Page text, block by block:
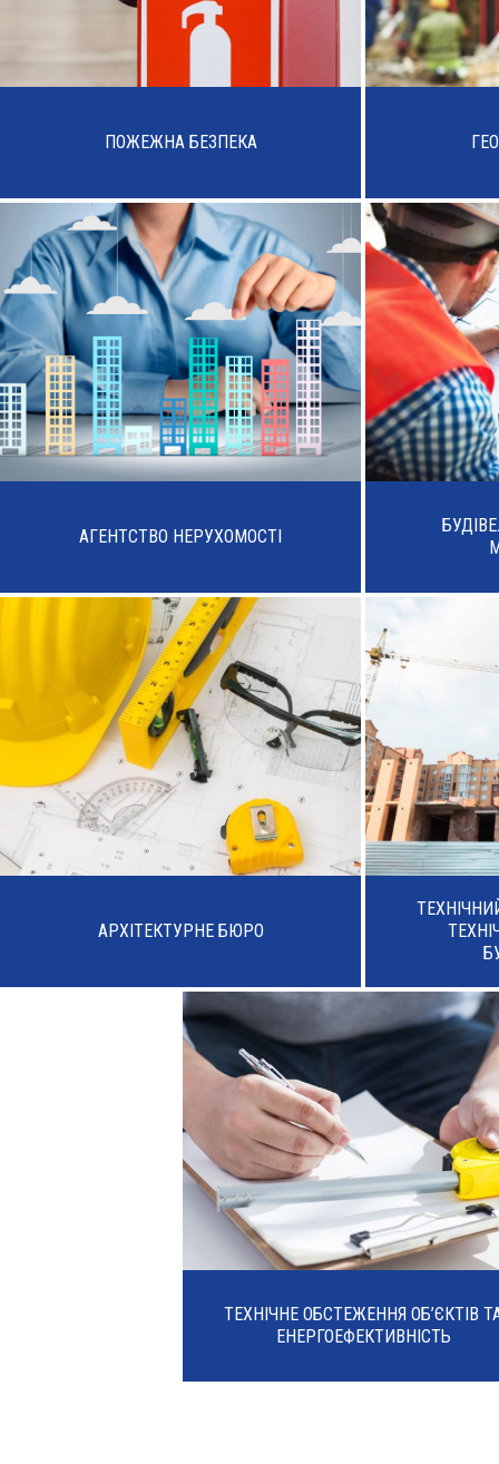
ПОЖЕЖНА БЕЗПЕКА
АГЕНТСТВО НЕРУХОМОСТІ
АРХІТЕКТУРНЕ БЮРО
ТЕХНІЧНЕ ОБСТЕЖЕННЯ ОБ’ЄКТІВ
ЕНЕРГОЕФЕКТИВНІСТЬ